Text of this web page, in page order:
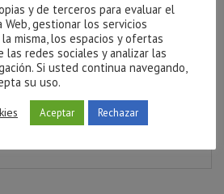
y de terceros para evaluar el
gestionar los servicios
misma, los espacios y ofertas
las redes sociales y analizar las
Si usted continua navegando,
su uso.
Aceptar Rechazar